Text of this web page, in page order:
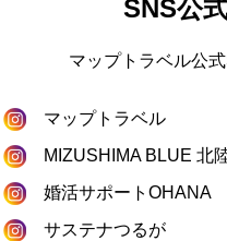
SNS公
マップトラベル公
マップトラベル
MIZUSHIMA BLUE 北
婚活サポートOHANA
サステナつるが